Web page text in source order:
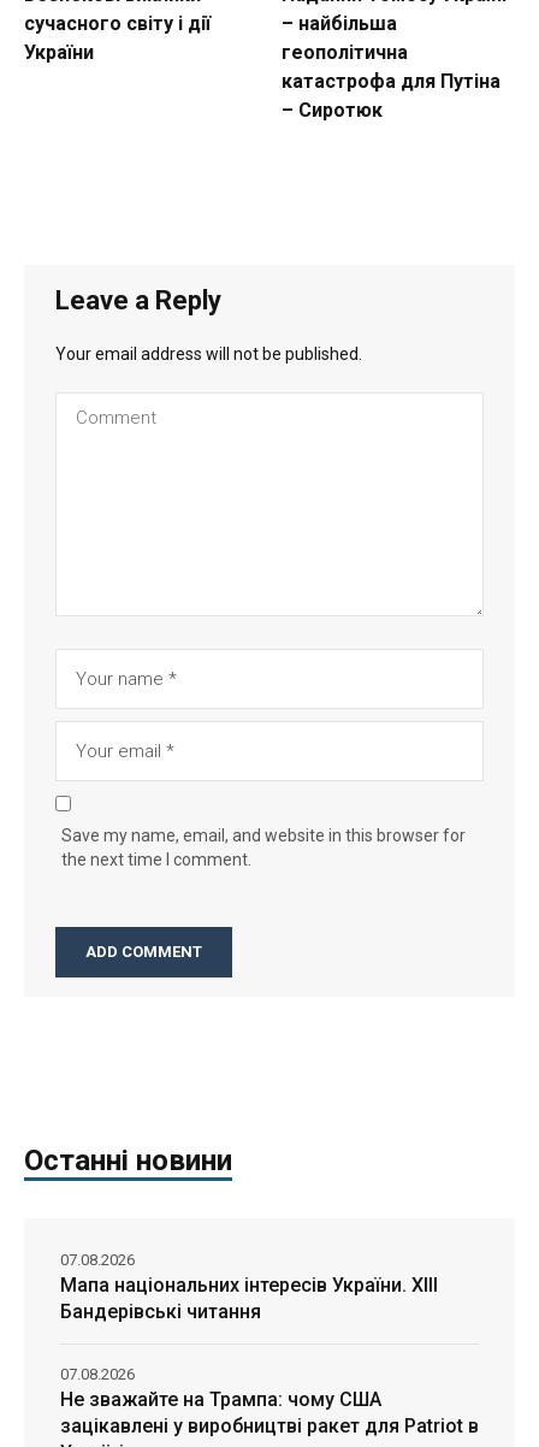
сучасного світу і дії
України
– найбільша
геополітична
катастрофа для Путіна
– Сиротюк
Leave a Reply
Your email address will not be published.
Save my name, email, and website in this browser for
the next time I comment.
Останні новини
Мапа національних інтересів України. ХІІІ
Бандерівські читання
07.08.2026
Не зважайте на Трампа: чому США
зацікавлені у виробництві ракет для Patriot в
07.08.2026